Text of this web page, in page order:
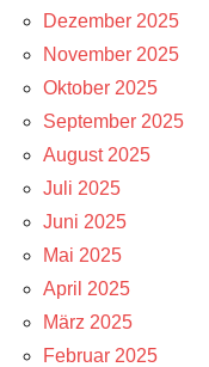
Dezember 2025
November 2025
Oktober 2025
September 2025
August 2025
Juli 2025
Juni 2025
Mai 2025
April 2025
März 2025
Februar 2025